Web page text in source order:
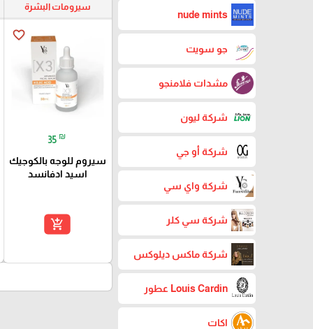
nude mints
جو سويت
مشدات فلامنجو
شركة ليون
شركة أو جي
شركة واي سي
شركة سي كلر
شركة ماكس ديلوكس
Louis Cardin عطور
اكات
سيرومات البشرة
favorite_border
35 ₪
سيروم للوجه بالكوجيك
اسيد ادفانسد
add_shopping_cart